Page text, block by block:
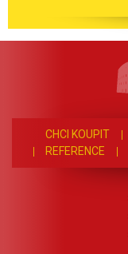
CHCI KOUPIT
REFERENCE